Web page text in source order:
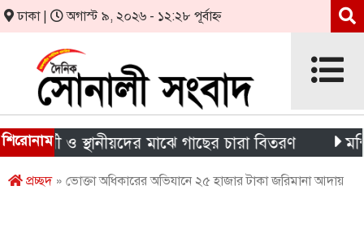
ঢাকা | অগাস্ট ৯, ২০২৬ - ১২:২৮ পূর্বাহ্ন
শিরোনামও স্থানীয়দের মাঝে গাছের চারা বিতরণ
প্রচ্ছদ» ভোক্তা অধিকারের অভিযানে ২৫ হাজার টাকা জরিমানা আদায়